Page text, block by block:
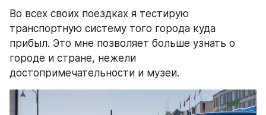
Во всех своих поездках я тестирую
транспортную систему того города куда
прибыл. Это мне позволяет больше узнать о
городе и стране, нежели
достопримечательности и музеи.